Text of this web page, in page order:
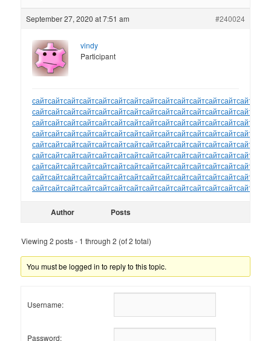
September 27, 2020 at 7:51 am #240024
vindy
Participant
сайтсайтсайтсайтсайтсайтсайтсайтсайтсайтсайтсайтсайтсайт
сайтсайтсайтсайтсайтсайтсайтсайтсайтсайтсайтсайтсайтсайт
сайтсайтсайтсайтсайтсайтсайтсайтсайтсайтсайтсайтсайтсайт
сайтсайтсайтсайтсайтсайтсайтсайтсайтсайтсайтсайтсайтсайт
сайтсайтсайтсайтсайтсайтсайтсайтсайтсайтсайтсайтсайтсайт
сайтсайтсайтсайтсайтсайтсайтсайтсайтсайтсайтсайтсайтсайт
сайтсайтсайтсайтсайтсайтсайтсайтсайтсайтсайтсайтсайтсайт
сайтсайтсайтсайтсайтсайтсайтсайтсайтсайтсайтсайтсайтсайт
сайтсайтсайтсайтсайтсайтсайтсайтсайтсайтсайтсайтсайтсайт
Author Posts
Viewing 2 posts - 1 through 2 (of 2 total)
You must be logged in to reply to this topic.
Username:
Password: